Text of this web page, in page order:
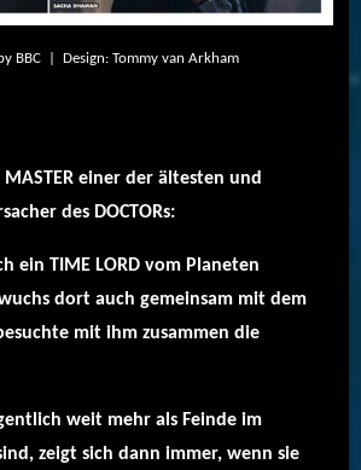
BBC | Design: Tommy van Arkham
MASTER einer der ältesten und
des DOCTORs:
ein TIME LORD vom Planeten
dort auch gemeinsam mit dem
mit ihm zusammen die
weit mehr als Feinde im
zeigt sich dann immer, wenn sie